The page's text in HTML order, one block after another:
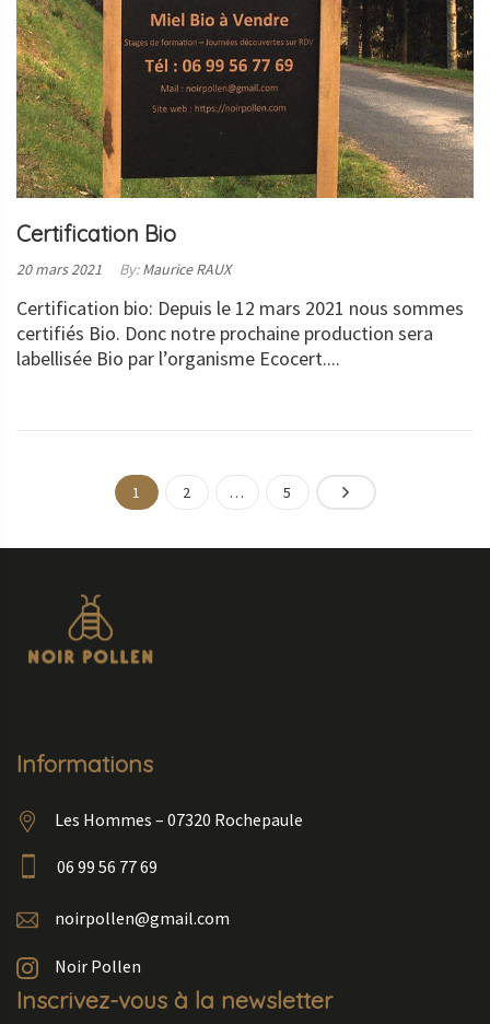
Certification Bio
Posted
20 mars 2021 By: Maurice RAUX
Certification bio: Depuis le 12 mars 2021 nous sommes
certifiés Bio. Donc notre prochaine production sera
labellisée Bio par l’organisme Ecocert....
1 2 … 5
Informations
Les Hommes – 07320 Rochepaule
06 99 56 77 69
noirpollen@gmail.com
Noir Pollen
Inscrivez-vous à la newsletter